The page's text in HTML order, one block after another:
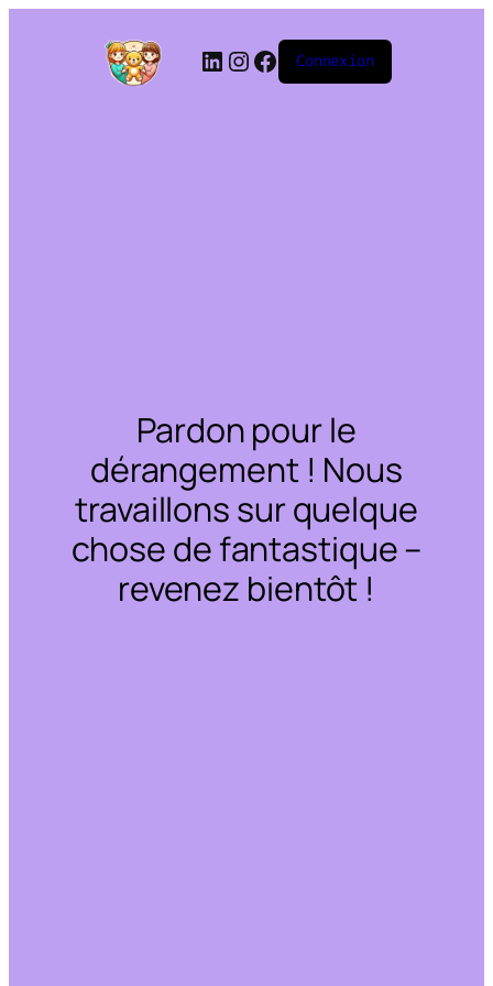
Connexion
Pardon pour le
dérangement ! Nous
travaillons sur quelque
chose de fantastique –
revenez bientôt !